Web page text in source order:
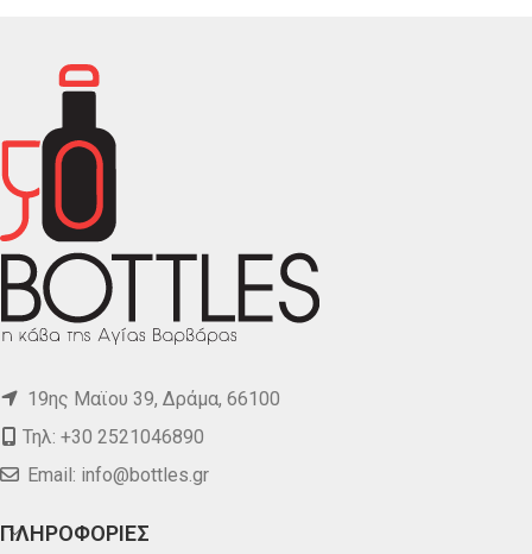
19ης Μαϊου 39, Δράμα, 66100
Τηλ: +30 2521046890
Email: info@bottles.gr
ΠΛΗΡΟΦΟΡΙΕΣ